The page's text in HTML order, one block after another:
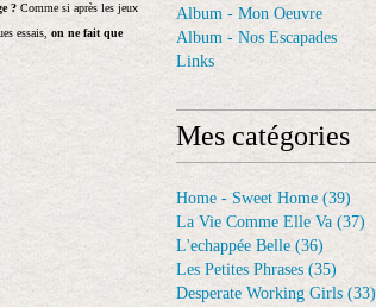
? Comme si après les jeux
essais, on ne fait que
Album - Mon Oeuvre
Album - Nos Escapades
Links
Mes catégories
Home - Sweet Home (39)
La Vie Comme Elle Va (37)
L'echappée Belle (36)
Les Petites Phrases (35)
Desperate Working Girls (33)